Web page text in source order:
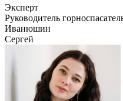
Эксперт
Руководитель
Иванюшин
Сергей